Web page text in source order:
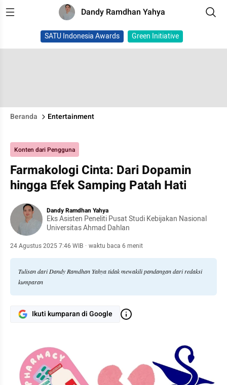
Dandy Ramdhan Yahya
SATU Indonesia Awards Green Initiative
Beranda Entertainment
Konten dari Pengguna
Farmakologi Cinta: Dari Dopamin
hingga Efek Samping Patah Hati
Dandy Ramdhan Yahya
Eks Asisten Peneliti Pusat Studi Kebijakan Nasional
Universitas Ahmad Dahlan
24 Agustus 2025 7:46 WIB · waktu baca 6 menit
Tulisan dari Dandy Ramdhan Yahya tidak mewakili pandangan dari redaksi
kumparan
Ikuti kumparan di Google